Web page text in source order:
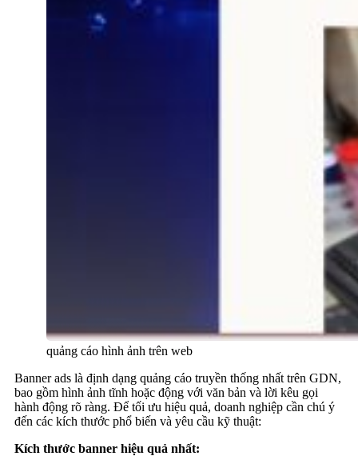
quảng cáo hình ảnh trên web
Banner ads là định dạng quảng cáo truyền thống nhất trên GDN,
bao gồm hình ảnh tĩnh hoặc động với văn bản và lời kêu gọi
hành động rõ ràng. Để tối ưu hiệu quả, doanh nghiệp cần chú ý
đến các kích thước phổ biến và yêu cầu kỹ thuật:
Kích thước banner hiệu quả nhất: